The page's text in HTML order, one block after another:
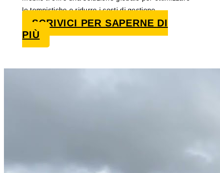
le tempistiche e ridurre i costi di gestione.
SCRIVICI PER SAPERNE DI
PIÙ